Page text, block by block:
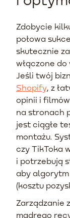
Zdobycie
połowa
skutecznie
włączone
Jeśli twój
Shopify, z
opinii i
na stronach
jest ciągłe
montażu.
czy TikToka
i potrzebują
aby algorytm
(kosztu
Zarządzanie
mądrego